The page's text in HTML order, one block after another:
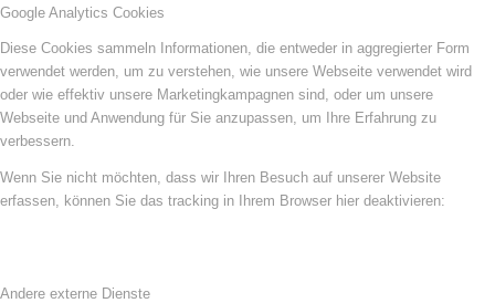
Google Analytics Cookies
Diese Cookies sammeln Informationen, die entweder in aggregierter Form
verwendet werden, um zu verstehen, wie unsere Webseite verwendet wird
oder wie effektiv unsere Marketingkampagnen sind, oder um unsere
Webseite und Anwendung für Sie anzupassen, um Ihre Erfahrung zu
verbessern.
Wenn Sie nicht möchten, dass wir Ihren Besuch auf unserer Website
erfassen, können Sie das tracking in Ihrem Browser hier deaktivieren:
Andere externe Dienste